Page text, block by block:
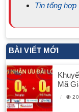
Tin tổng hợp
BÀI VIẾT MỚI
Mã